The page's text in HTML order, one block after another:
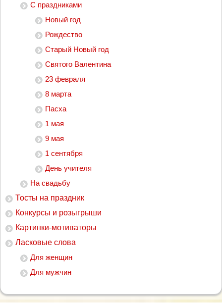
С праздниками
Новый год
Рождество
Старый Новый год
Святого Валентина
23 февраля
8 марта
Пасха
1 мая
9 мая
1 сентября
День учителя
На свадьбу
Тосты на праздник
Конкурсы и розыгрыши
Картинки-мотиваторы
Ласковые слова
Для женщин
Для мужчин